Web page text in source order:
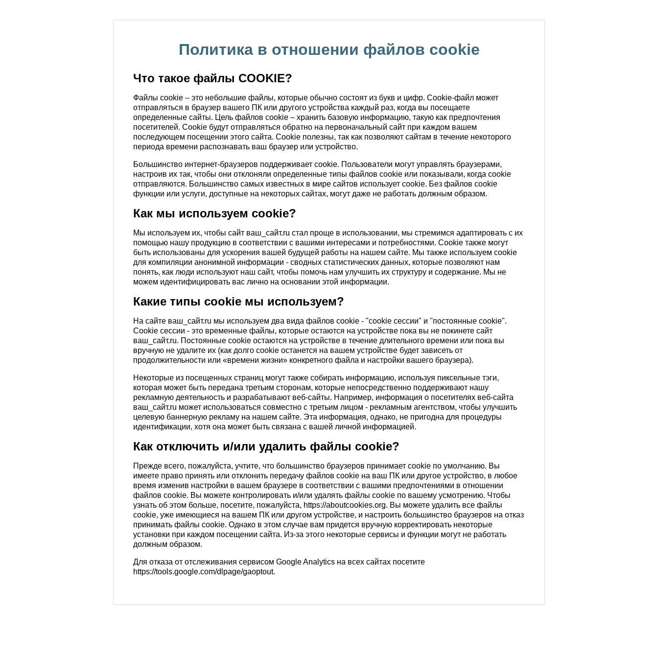
Политика в отношении файлов cookie
Что такое файлы COOKIE?
Файлы cookie – это небольшие файлы, которые обычно состоят из букв и цифр. Cookie-файл может
отправляться в браузер вашего ПК или другого устройства каждый раз, когда вы посещаете
определенные сайты. Цель файлов cookie – хранить базовую информацию, такую как предпочтения
посетителей. Cookie будут отправляться обратно на первоначальный сайт при каждом вашем
последующем посещении этого сайта. Cookie полезны, так как позволяют сайтам в течение некоторого
периода времени распознавать ваш браузер или устройство.
Большинство интернет-браузеров поддерживает cookie. Пользователи могут управлять браузерами,
настроив их так, чтобы они отклоняли определенные типы файлов cookie или показывали, когда cookie
отправляются. Большинство самых известных в мире сайтов использует cookie. Без файлов cookie
функции или услуги, доступные на некоторых сайтах, могут даже не работать должным образом.
Как мы используем cookie?
Мы используем их, чтобы сайт ваш_сайт.ru стал проще в использовании, мы стремимся адаптировать с их
помощью нашу продукцию в соответствии с вашими интересами и потребностями. Cookie также могут
быть использованы для ускорения вашей будущей работы на нашем сайте. Мы также используем cookie
для компиляции анонимной информации - сводных статистических данных, которые позволяют нам
понять, как люди используют наш сайт, чтобы помочь нам улучшить их структуру и содержание. Мы не
можем идентифицировать вас лично на основании этой информации.
Какие типы cookie мы используем?
На сайте ваш_сайт.ru мы используем два вида файлов cookie - "cookie сессии" и "постоянные cookie".
Cookie сессии - это временные файлы, которые остаются на устройстве пока вы не покинете сайт
ваш_сайт.ru. Постоянные cookie остаются на устройстве в течение длительного времени или пока вы
вручную не удалите их (как долго cookie останется на вашем устройстве будет зависеть от
продолжительности или «времени жизни» конкретного файла и настройки вашего браузера).
Некоторые из посещенных страниц могут также собирать информацию, используя пиксельные тэги,
которая может быть передана третьим сторонам, которые непосредственно поддерживают нашу
рекламную деятельность и разрабатывают веб-сайты. Например, информация о посетителях веб-сайта
ваш_сайт.ru может использоваться совместно с третьим лицом - рекламным агентством, чтобы улучшить
целевую баннерную рекламу на нашем сайте. Эта информация, однако, не пригодна для процедуры
идентификации, хотя она может быть связана с вашей личной информацией.
Как отключить и/или удалить файлы cookie?
Прежде всего, пожалуйста, учтите, что большинство браузеров принимает cookie по умолчанию. Вы
имеете право принять или отклонить передачу файлов cookie на ваш ПК или другое устройство, в любое
время изменив настройки в вашем браузере в соответствии с вашими предпочтениями в отношении
файлов cookie. Вы можете контролировать и/или удалять файлы cookie по вашему усмотрению. Чтобы
узнать об этом больше, посетите, пожалуйста, https://aboutcookies.org. Вы можете удалить все файлы
cookie, уже имеющиеся на вашем ПК или другом устройстве, и настроить большинство браузеров на отказ
принимать файлы cookie. Однако в этом случае вам придется вручную корректировать некоторые
установки при каждом посещении сайта. Из-за этого некоторые сервисы и функции могут не работать
должным образом.
Для отказа от отслеживания сервисом Google Analytics на всех сайтах посетите
https://tools.google.com/dlpage/gaoptout.